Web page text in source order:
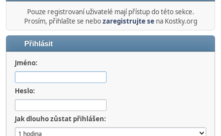
Pouze registrovaní uživatelé mají přístup do této sekce.
Prosím, přihlašte se nebozaregistrujte sena Kostky.org
Přihlásit
Jméno:
Heslo:
Jak dlouho zůstat přihlášen: